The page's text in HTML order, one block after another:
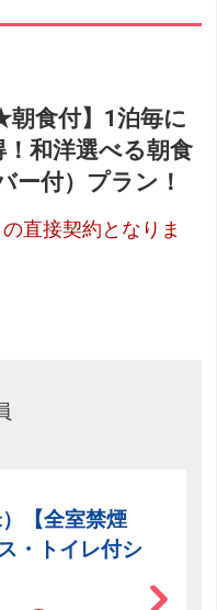
朝食付】1泊毎に
和洋選べる朝食
ー付）プラン！
直接契約となりま
【全室禁煙
・トイレ付シ